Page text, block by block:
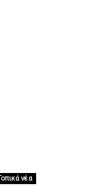
Τοπικά νέα